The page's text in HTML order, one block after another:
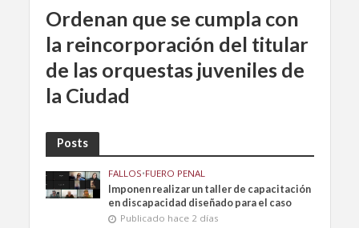
Ordenan que se cumpla con
la reincorporación del titular
de las orquestas juveniles de
la Ciudad
Posts
FALLOS•FUERO PENAL
Imponen realizar un taller de capacitación
en discapacidad diseñado para el caso
Publicado hace 2 días